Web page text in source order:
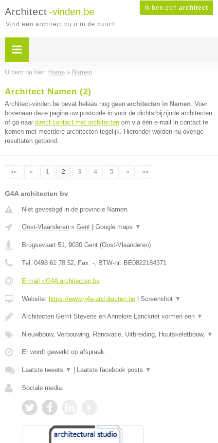
Ik ben een architect
Architect -vinden.be
Vind een architect bij u in de buurt!
U bent nu hier: Home » Namen
Architect Namen (2)
Architect-vinden.be bevat helaas nog geen architecten in Namen. Voer
bovenaan deze pagina uw postcode in voor de dichtstbijzijnde architecten
of ga naar direct contact met architecten om via één e-mail in contact te
komen met meerdere architecten tegelijk. Hieronder worden nu overige
resultaten getoond.
«« « 1 2 3 4 5 » »»
G4A architecten bv
Niet gevestigd in de provincie Namen.
Oost-Vlaanderen » Gent Google maps ▼
Brugsevaart 51, 9030 Gent (Oost-Vlaanderen)
Tel: 0498 61 78 52, Fax: -, BTW-nr: BE0822184371
E-mail › G4A architecten bv
Website: https://www.g4a-architecten.be Screenshot ▼
Architecten Gerrit Stevens en Annelore Lanckriet vormen een ▼
Nieuwbouw, Verbouwing, Renovatie, Uitbreiding, Houtskeletbouw, ▼
Er wordt gewerkt op afspraak.
Laatste tweets ▼ Laatste facebook posts ▼
Sociale media: